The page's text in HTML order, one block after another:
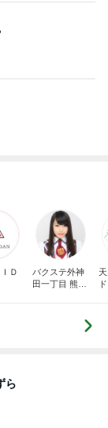
Ｄ
バクステ外神
田一丁目 熊本
ド
ら